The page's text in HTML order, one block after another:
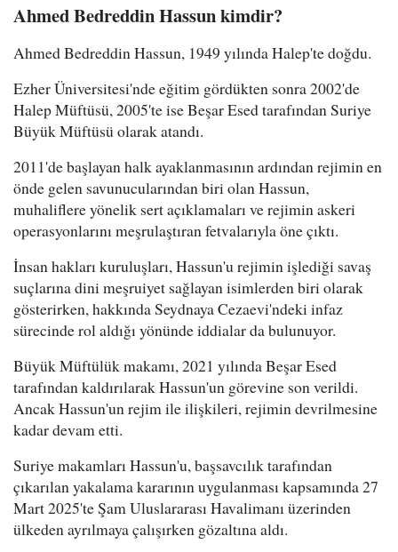
Ahmed Bedreddin Hassun kimdir?
Ahmed Bedreddin Hassun, 1949 yılında Halep'te doğdu.
Ezher Üniversitesi'nde eğitim gördükten sonra 2002'de
Halep Müftüsü, 2005'te ise Beşar Esed tarafından Suriye
Büyük Müftüsü olarak atandı.
2011'de başlayan halk ayaklanmasının ardından rejimin en
önde gelen savunucularından biri olan Hassun,
muhaliflere yönelik sert açıklamaları ve rejimin askeri
operasyonlarını meşrulaştıran fetvalarıyla öne çıktı.
İnsan hakları kuruluşları, Hassun'u rejimin işlediği savaş
suçlarına dini meşruiyet sağlayan isimlerden biri olarak
gösterirken, hakkında Seydnaya Cezaevi'ndeki infaz
sürecinde rol aldığı yönünde iddialar da bulunuyor.
Büyük Müftülük makamı, 2021 yılında Beşar Esed
tarafından kaldırılarak Hassun'un görevine son verildi.
Ancak Hassun'un rejim ile ilişkileri, rejimin devrilmesine
kadar devam etti.
Suriye makamları Hassun'u, başsavcılık tarafından
çıkarılan yakalama kararının uygulanması kapsamında 27
Mart 2025'te Şam Uluslararası Havalimanı üzerinden
ülkeden ayrılmaya çalışırken gözaltına aldı.